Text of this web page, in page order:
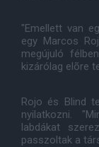
"Emellett van
egy Marcos
megújuló
kizárólag elõre
Rojo és Blind
nyilatkozni.
labdákat
passzoltak a